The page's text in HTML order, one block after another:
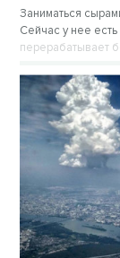
Заниматься
Сейчас у нее
перерабатывает